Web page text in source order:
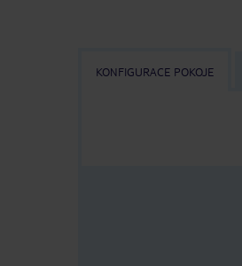
KONFIGURACE POKOJE